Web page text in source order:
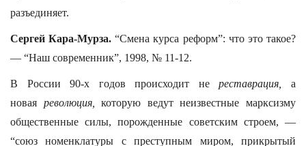
разъединяет.
Сергей Кара-Мурза. “Смена курса реформ”: что это такое?
— “Наш современник”, 1998, № 11-12.
В России 90-х годов происходит нереставрация,
а
новая революция,
которую ведут неизвестные марксизму
общественные силы, порожденные советским строем, —
“союз номенклатуры с преступным миром, прикрытый